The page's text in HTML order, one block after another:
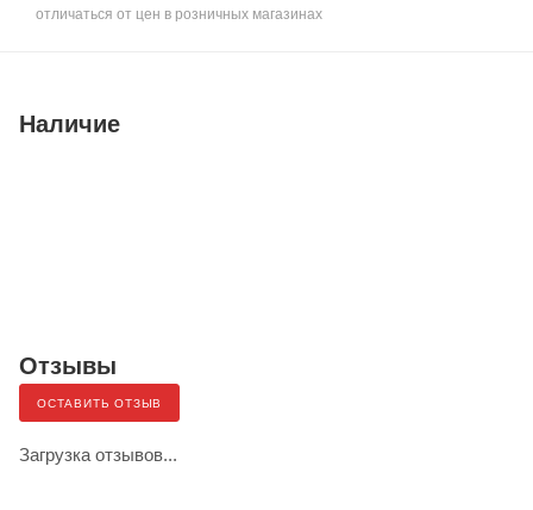
отличаться от цен в розничных магазинах
Наличие
Отзывы
ОСТАВИТЬ ОТЗЫВ
Загрузка отзывов...